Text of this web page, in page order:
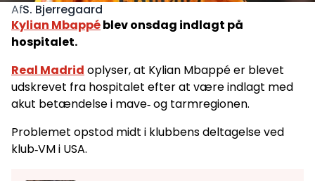
AfS. Bjerregaard
Kylian Mbappéblev onsdag indlagt på
hospitalet.
Real Madrid oplyser, at Kylian Mbappé er blevet
udskrevet fra hospitalet efter at være indlagt med
akut betændelse i mave‑ og tarmregionen.
Problemet opstod midt i klubbens deltagelse ved
klub‑VM i USA.